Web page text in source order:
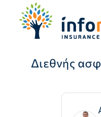
Διεθνής